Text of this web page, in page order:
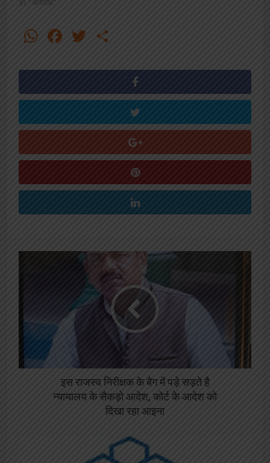
WhatsApp
Facebook
Twitter
इस राजस्व निरीक्षक के बैग में पड़े सड़ते है
न्यायालय के सैकड़ो आदेश, कोर्ट के आदेश को
दिखा रहा आइना